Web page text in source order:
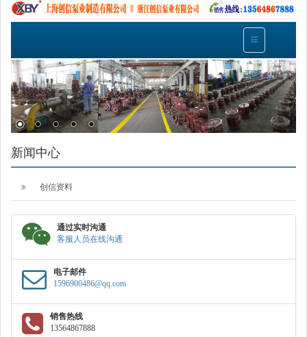
新闻中心
创信资料
通过实时沟通
客服人员在线沟通
电子邮件
1596900486@qq.com
销售热线
13564867888